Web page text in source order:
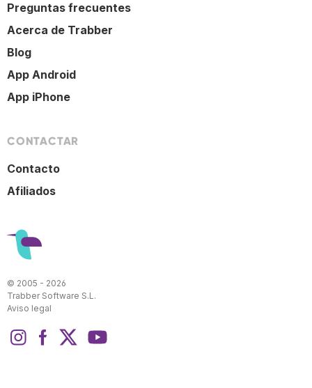
Preguntas frecuentes
Acerca de Trabber
Blog
App Android
App iPhone
CONTACTAR
Contacto
Afiliados
© 2005 - 2026
Trabber Software S.L.
Aviso legal